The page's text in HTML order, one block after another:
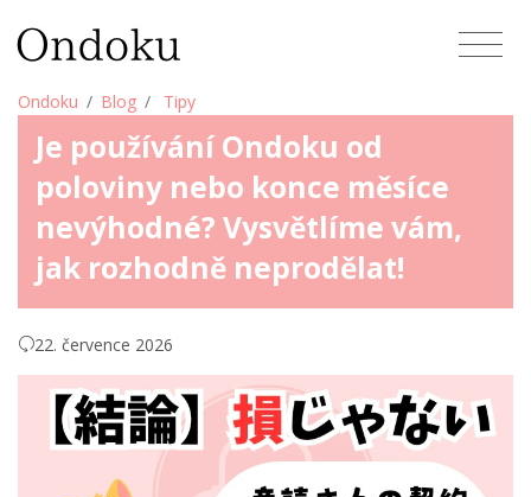
Ondoku Blog Tipy
Je používání Ondoku od
poloviny nebo konce měsíce
nevýhodné? Vysvětlíme vám,
jak rozhodně neprodělat!
22. července 2026